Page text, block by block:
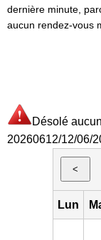
dernière minute,
aucun rendez-vous
Désolé
20260612/12/06/
<
Lun